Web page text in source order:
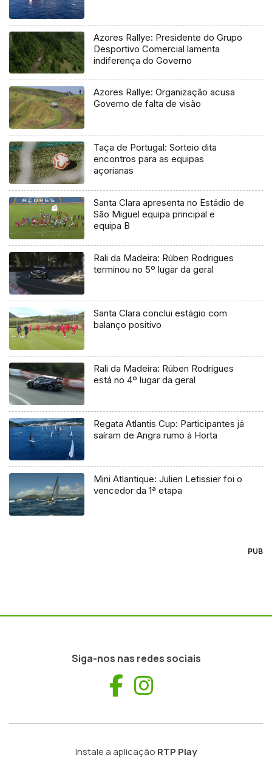
Azores Rallye: Presidente do Grupo
Desportivo Comercial lamenta
indiferença do Governo
Azores Rallye: Organização acusa
Governo de falta de visão
Taça de Portugal: Sorteio dita
encontros para as equipas
açorianas
Santa Clara apresenta no Estádio de
São Miguel equipa principal e
equipa B
Rali da Madeira: Rúben Rodrigues
terminou no 5º lugar da geral
Santa Clara conclui estágio com
balanço positivo
Rali da Madeira: Rúben Rodrigues
está no 4º lugar da geral
Regata Atlantis Cup: Participantes já
saíram de Angra rumo à Horta
Mini Atlantique: Julien Letissier foi o
vencedor da 1ª etapa
PUB
Siga-nos nas redes sociais
Facebook
Instale a aplicação RTP Play